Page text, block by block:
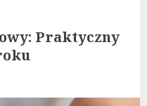
Praktyczny